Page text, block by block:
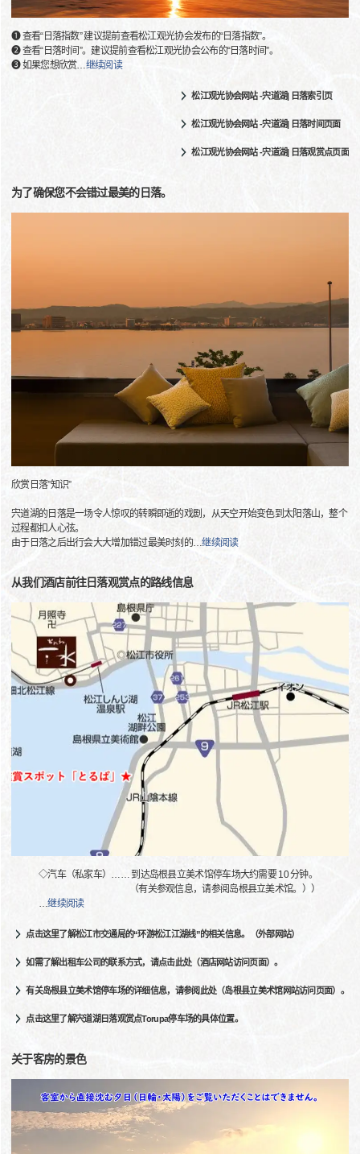
❶ 查看“日落指数” 建议提前查看松江观光协会发布的“日落指数”。
❷ 查看“日落时间”。建议提前查看松江观光协会公布的“日落时间”。
❸ 如果您想欣赏…继续阅读
松江观光协会网站 -宍道湖| 日落索引页
松江观光协会网站 -宍道湖| 日落时间页面
松江观光协会网站 -宍道湖| 日落观赏点页面
为了确保您不会错过最美的日落。
欣赏日落”知识”
宍道湖的日落是一场令人惊叹的转瞬即逝的戏剧，从天空开始变色到太阳落山，整个
过程都扣人心弦。
由于日落之后出行会大大增加错过最美时刻的…继续阅读
从我们酒店前往日落观赏点的路线信息
◇汽车（私家车）…… 到达岛根县立美术馆停车场大约需要 10 分钟。
（有关参观信息，请参阅岛根县立美术馆。））
…继续阅读
点击这里了解松江市交通局的“环游松江江湖线”的相关信息。（外部网站）
如需了解出租车公司的联系方式，请点击此处（酒店网站访问页面）。
有关岛根县立美术馆停车场的详细信息，请参阅此处（岛根县立美术馆网站访问页面）。
点击这里了解宍道湖日落观赏点Torupa停车场的具体位置。
关于客房的景色